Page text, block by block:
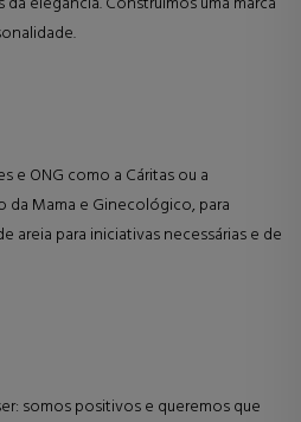
e ONG como a Cáritas ou a
da Mama e Ginecológico, para
areia para iniciativas necessárias e de
somos positivos e queremos que